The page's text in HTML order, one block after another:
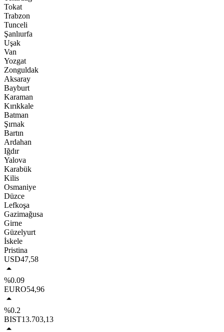
Tokat
Trabzon
Tunceli
Şanlıurfa
Uşak
Van
Yozgat
Zonguldak
Aksaray
Bayburt
Karaman
Kırıkkale
Batman
Şırnak
Bartın
Ardahan
Iğdır
Yalova
Karabük
Kilis
Osmaniye
Düzce
Lefkoşa
Gazimağusa
Girne
Güzelyurt
İskele
Pristina
USD47,58
%0.09
EURO54,96
%0.2
BIST13.703,13